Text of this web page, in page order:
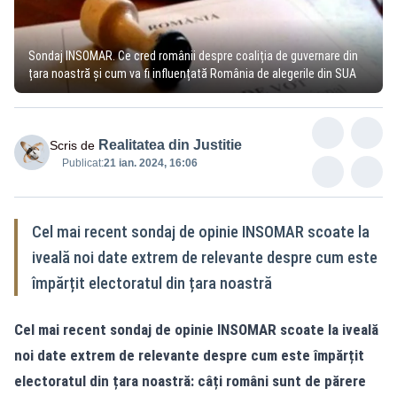
Sondaj INSOMAR. Ce cred românii despre coaliția de guvernare din
țara noastră și cum va fi influențată România de alegerile din SUA
Scris de Realitatea din Justitie
Publicat:21 ian. 2024, 16:06
Cel mai recent sondaj de opinie INSOMAR scoate la
iveală noi date extrem de relevante despre cum este
împărțit electoratul din țara noastră
Cel mai recent sondaj de opinie INSOMAR scoate la iveală
noi date extrem de relevante despre cum este împărțit
electoratul din țara noastră: câți români sunt de părere